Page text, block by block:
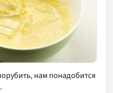
нам понадобится